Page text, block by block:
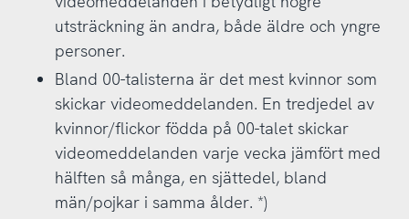
utsträckning än andra, både äldre och yngre
personer.
Bland 00-talisterna är det mest kvinnor som
skickar videomeddelanden. En tredjedel av
kvinnor/flickor födda på 00-talet skickar
videomeddelanden varje vecka jämfört med
hälften så många, en sjättedel, bland
män/pojkar i samma ålder. *)